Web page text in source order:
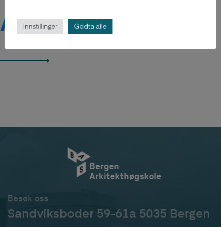
Arkiv 2012-2018
Bergen
Arkitekthøgskole
Besøk oss
Sandviksboder 59-61a 5035 Bergen
Innstillinger Godta alle